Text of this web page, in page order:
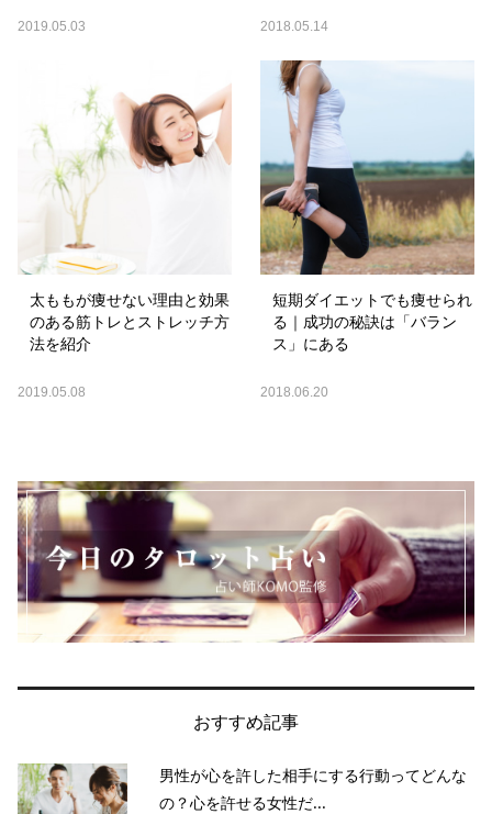
2019.05.03 2018.05.14
太ももが痩せない理由と効果
のある筋トレとストレッチ方
法を紹介
2019.05.08
短期ダイエットでも痩せられ
る｜成功の秘訣は「バラン
ス」にある
2018.06.20
おすすめ記事
男性が心を許した相手にする行動ってどんな
の？心を許せる女性だ...